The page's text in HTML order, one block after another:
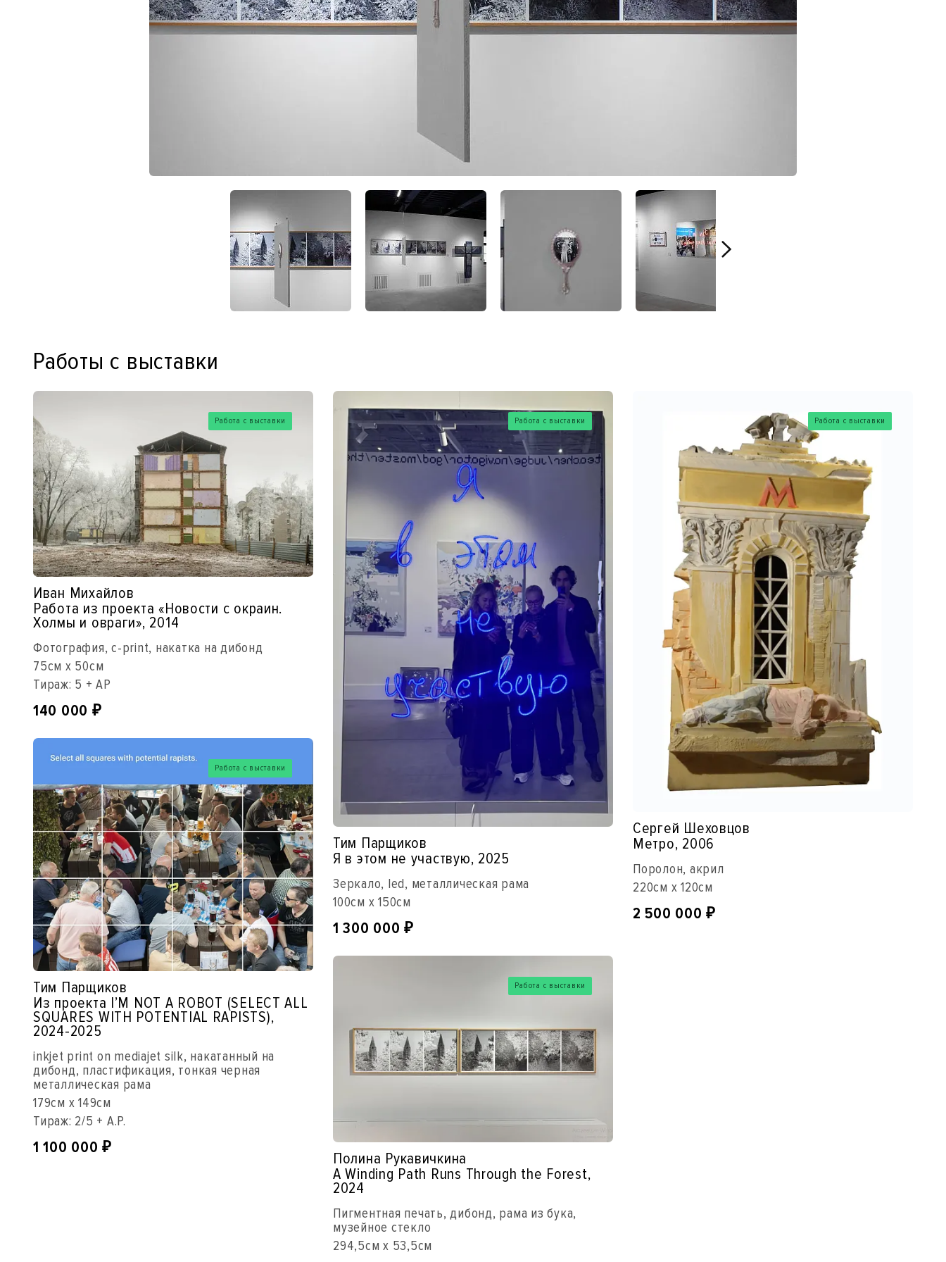
Работы с выставки
Работа с выставки
Иван Михайлов
Работа из проекта «Новости с окраин.
Холмы и овраги», 2014
Фотография, c-print, накатка на дибонд
75см x 50см
Тираж: 5 + AP
140 000 ₽
Работа с выставки
Тим Парщиков
Из проекта I’M NOT A ROBOT (SELECT ALL
SQUARES WITH POTENTIAL RAPISTS),
2024-2025
inkjet print on mediajet silk, накатанный на
дибонд, пластификация, тонкая черная
металлическая рама
179см x 149см
Тираж: 2/5 + A.P.
1 100 000₽
Работа с выставки
Тим Парщиков
Я в этом не участвую, 2025
Зеркало, led, металлическая рама
100см x 150см
1 300 000₽
Работа с выставки
Полина Рукавичкина
A Winding Path Runs Through the Forest,
2024
Пигментная печать, дибонд, рама из бука,
музейное стекло
294,5см x 53,5см
Работа с выставки
Сергей Шеховцов
Метро, 2006
Поролон, акрил
220см x 120см
2 500 000₽